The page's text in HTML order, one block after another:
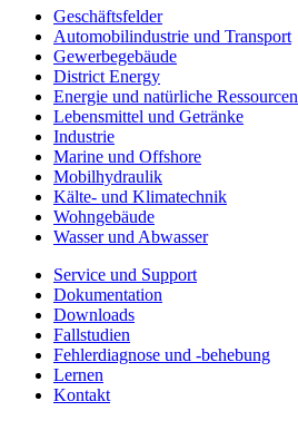
Geschäftsfelder
Automobilindustrie und Transport
Gewerbegebäude
District Energy
Energie und natürliche Ressourcen
Lebensmittel und Getränke
Industrie
Marine und Offshore
Mobilhydraulik
Kälte- und Klimatechnik
Wohngebäude
Wasser und Abwasser
Service und Support
Dokumentation
Downloads
Fallstudien
Fehlerdiagnose und -behebung
Lernen
Kontakt